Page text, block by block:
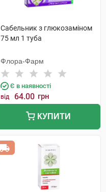
Сабельник з глюкозамiном
75 мл 1 туба
Флора-Фарм
Є в наявності
від 64.00 грн
КУПИТИ